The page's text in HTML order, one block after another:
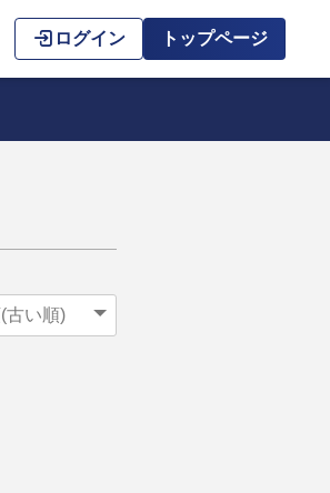
ログイン トップページ